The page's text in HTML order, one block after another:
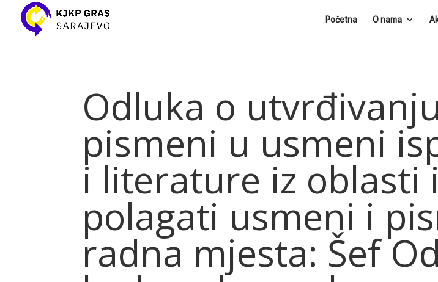
Početna O nama
Odluka o
pismeni u usmeni
i literature iz oblasti
polagati usmeni i
radna mjesta: Šef